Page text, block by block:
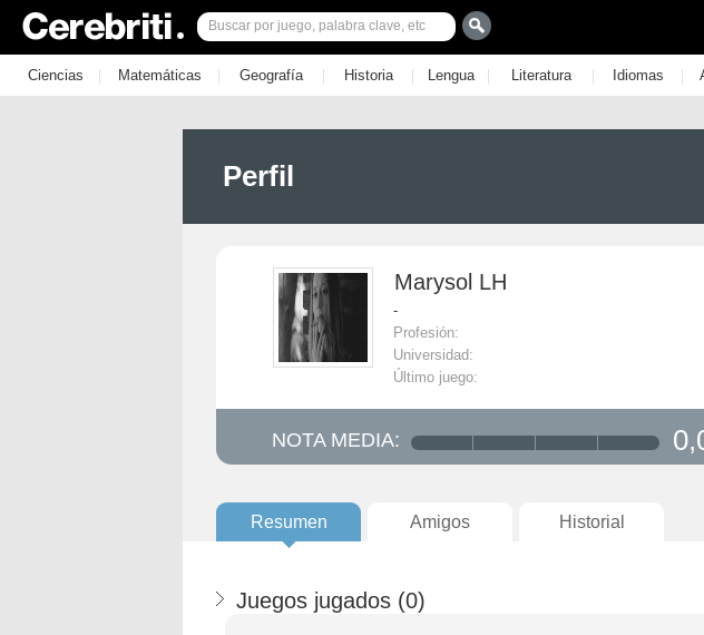
Ciencias | Matemáticas | Geografía | Historia | Lengua | Literatura | Idiomas |
Perfil
Marysol LH
-
Profesión:
Universidad:
Último juego:
NOTA MEDIA:
Resumen Amigos Historial
Juegos jugados (0)